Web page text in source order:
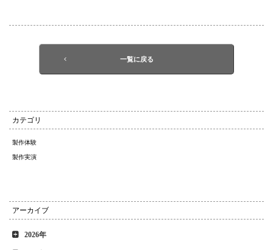
一覧に戻る
カテゴリ
製作体験
製作実演
アーカイブ
2026年